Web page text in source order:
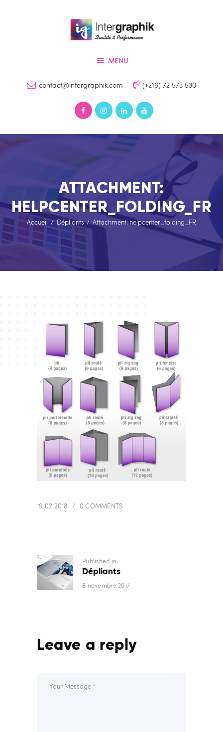
MENU
contact@intergraphik.com (+216) 72 573 530
ATTACHMENT:
HELPCENTER_FOLDING_FR
Accueil Dépliants Attachment: helpcenter_folding_FR
INTERGRAPHIK
Services
Devis
Contact
19.02.2018 0 COMMENTS
NAVIGATION
DE
Published in
post:
Dépliants
8 novembre 2017
Leave a reply